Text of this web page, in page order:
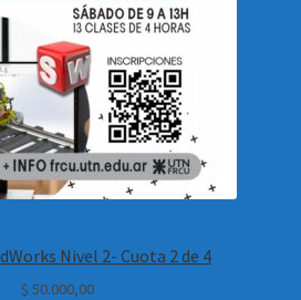
Nivel 2- Cuota 2 de 4
$ 50.000,00